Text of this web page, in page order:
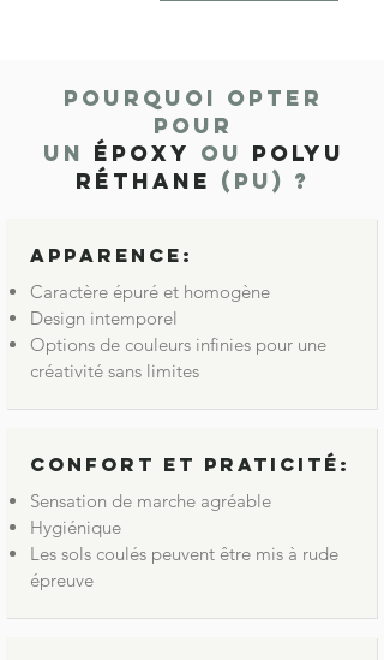
Pourquoi opter
pour
un époxy ou polyu
réthane (PU) ?
Apparence:
Caractère épuré et homogène
Design intemporel
Options de couleurs infinies pour une
créativité sans limites
Confort et praticité:
Sensation de marche agréable
Hygiénique
Les sols coulés peuvent être mis à rude
épreuve